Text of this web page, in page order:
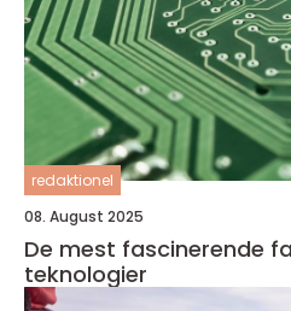
redaktionel
08. August 2025
De mest fascinerende
teknologier